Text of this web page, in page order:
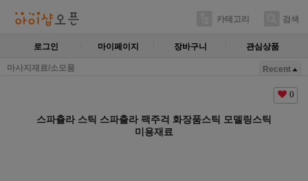
카테고리 검색
로그인 마이페이지 장바구니 관심상품
마사지재료/소모품 Recent
0
스파츌라 스틱 스파출라 팩주걱 화장품스틱 모델링스틱
미용재료